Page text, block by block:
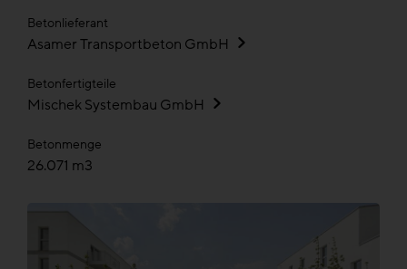
Betonlieferant
Asamer Transportbeton GmbH
Betonfertigteile
Mischek Systembau GmbH
Betonmenge
26.071 m3